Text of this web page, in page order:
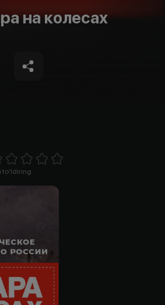
на колесах
7 Stars8 Stars
to'ldiring